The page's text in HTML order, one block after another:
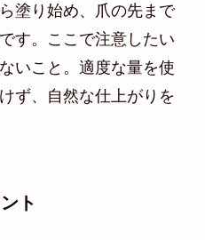
塗り始め、爪の先まで
す。ここで注意したい
いこと。適度な量を使
ず、自然な仕上がりを
ト